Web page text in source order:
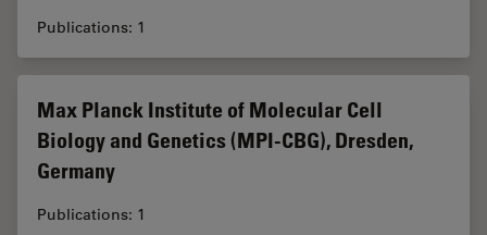
Publications: 1
Max Planck Institute of Molecular Cell
Biology and Genetics (MPI-CBG), Dresden,
Germany
Publications: 1